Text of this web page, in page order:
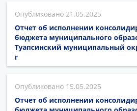
21.05.2025
Отчет об исполнении
бюджета муниципального
Туапсинский муниципальный
г
15.05.2025
Отчет об исполнении